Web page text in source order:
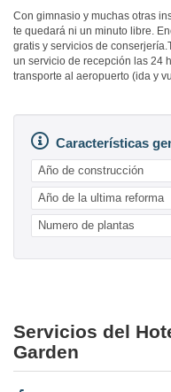
Con gimnasio y muchas otras
te quedará ni un minuto libre.
gratis y servicios de
un servicio de recepción las 24
transporte al aeropuerto (ida y
Características
Año de construcción
Año de la ultima reforma
Numero de plantas
Servicios del
Garden